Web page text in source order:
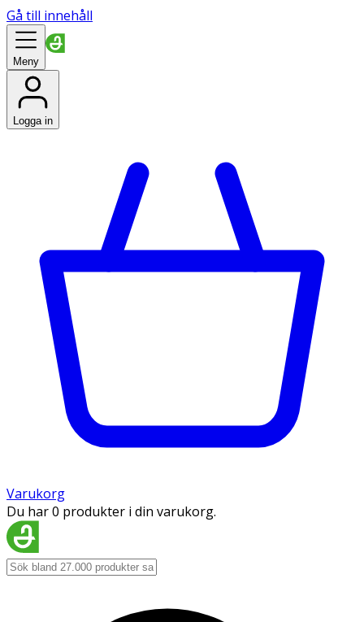
Gå till innehåll
Meny
Logga in
Varukorg
Du har 0 produkter i din varukorg.